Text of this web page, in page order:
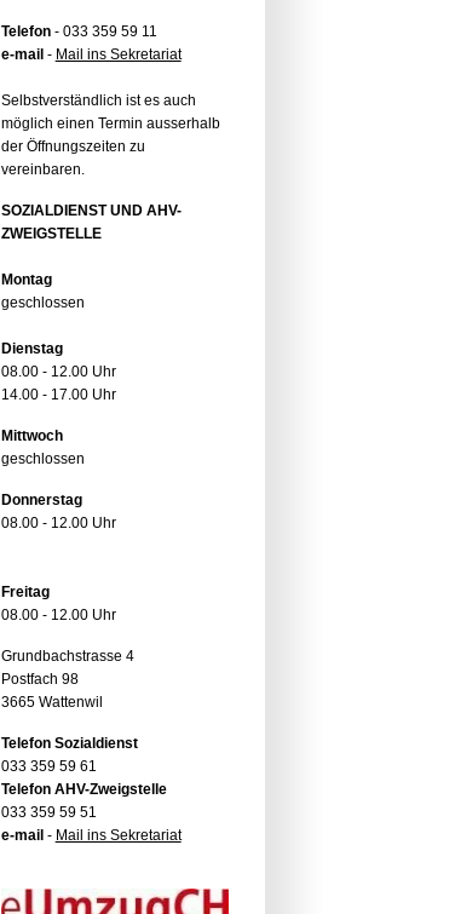
Telefon- 033 359 59 11
e-mail - Mail ins Sekretariat
Selbstverständlich ist es auch
möglich einen Termin ausserhalb
der Öffnungszeiten zu
vereinbaren.
SOZIALDIENST UND AHV-
ZWEIGSTELLE
Montag
geschlossen
Dienstag
08.00 - 12.00 Uhr
14.00 - 17.00 Uhr
Mittwoch
geschlossen
Donnerstag
08.00 - 12.00 Uhr
Freitag
08.00 - 12.00 Uhr
Grundbachstrasse 4
Postfach 98
3665 Wattenwil
Telefon Sozialdienst
033 359 59 61
Telefon AHV-Zweigstelle
033 359 59 51
e-mail - Mail ins Sekretariat